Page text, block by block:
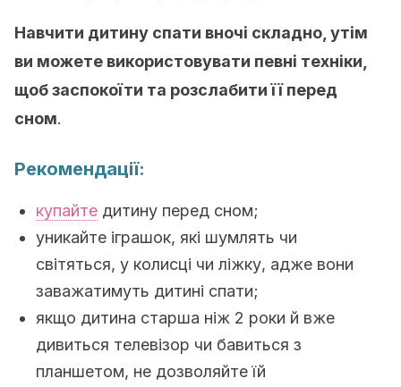
Навчити дитину спати вночі складно, утім
ви можете використовувати певні техніки,
щоб заспокоїти та розслабити її перед
сном.
Рекомендації:
купайте дитину перед сном;
уникайте іграшок, які шумлять чи
світяться, у колисці чи ліжку, адже вони
заважатимуть дитині спати;
якщо дитина старша ніж 2 роки й вже
дивиться телевізор чи бавиться з
планшетом, не дозволяйте їй